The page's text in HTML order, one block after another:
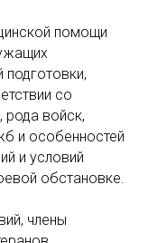
помощи
со
рода войск,
и особенностей
и условий
обстановке.
члены